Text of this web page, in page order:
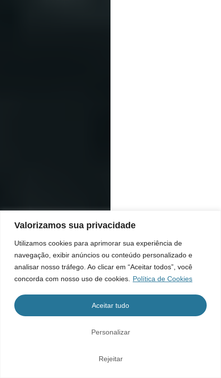
Valorizamos sua privacidade
Utilizamos cookies para aprimorar sua experiência de
navegação, exibir anúncios ou conteúdo personalizado e
analisar nosso tráfego. Ao clicar em “Aceitar todos”, você
concorda com nosso uso de cookies.
Política de Cookies
Personalizar
Rejeitar
Aceitar tudo